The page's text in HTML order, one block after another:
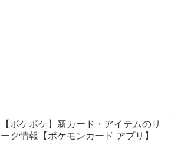
【ポケポケ】新カード・アイテムのリ
ーク情報【ポケモンカード アプリ】